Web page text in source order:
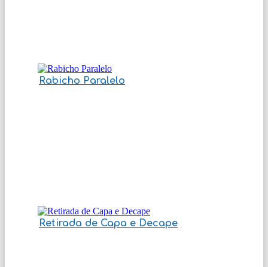
Rabicho Paralelo
Retirada de Capa e Decape